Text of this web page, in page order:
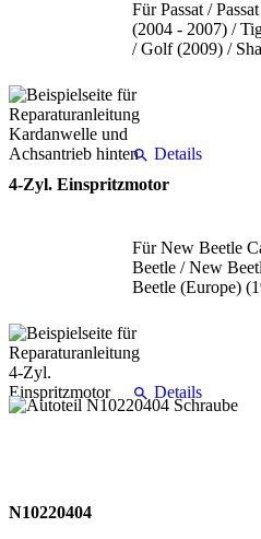
Für Passat /
(2004 - 2007) /
/ Golf (2009) /
Details
4-Zyl. Einspritzmotor
Für New Beetle
Beetle / New
Beetle (Europe)
Details
N10220404